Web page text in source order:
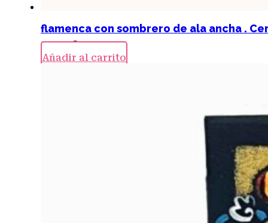
flamenca con sombrero de ala ancha .
20,00€
Añadir al carrito